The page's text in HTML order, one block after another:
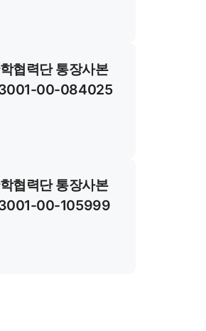
협력단 통장사본
00-084025
협력단 통장사본
00-105999